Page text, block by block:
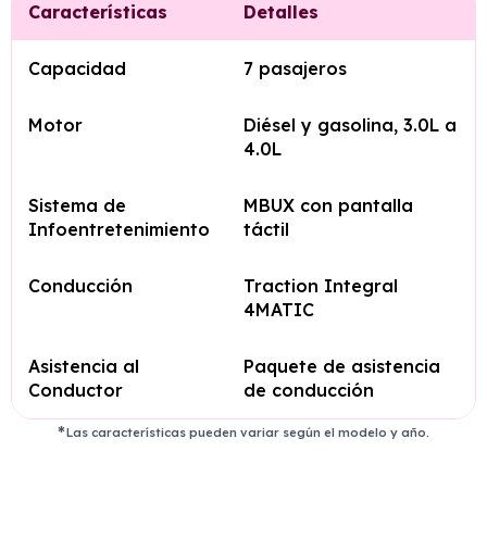
Características Detalles
Capacidad 7 pasajeros
Motor
Diésel y gasolina, 3.0L a
4.0L
Sistema de
Infoentretenimiento
MBUX con pantalla
táctil
Conducción
Traction Integral
4MATIC
Asistencia al
Conductor
Paquete de asistencia
de conducción
Las características pueden variar según el modelo y año.